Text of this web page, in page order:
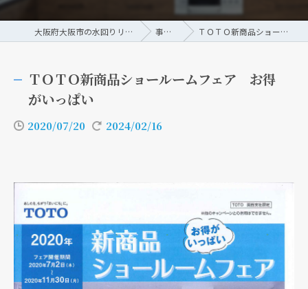
大阪府大阪市の水回りリフォームなら株式会社トーシン 事例/ブログ ＴＯＴＯ新商品ショールームフェア お得がいっぱい
ＴＯＴＯ新商品ショールームフェア お得
がいっぱい
2020/07/20 2024/02/16